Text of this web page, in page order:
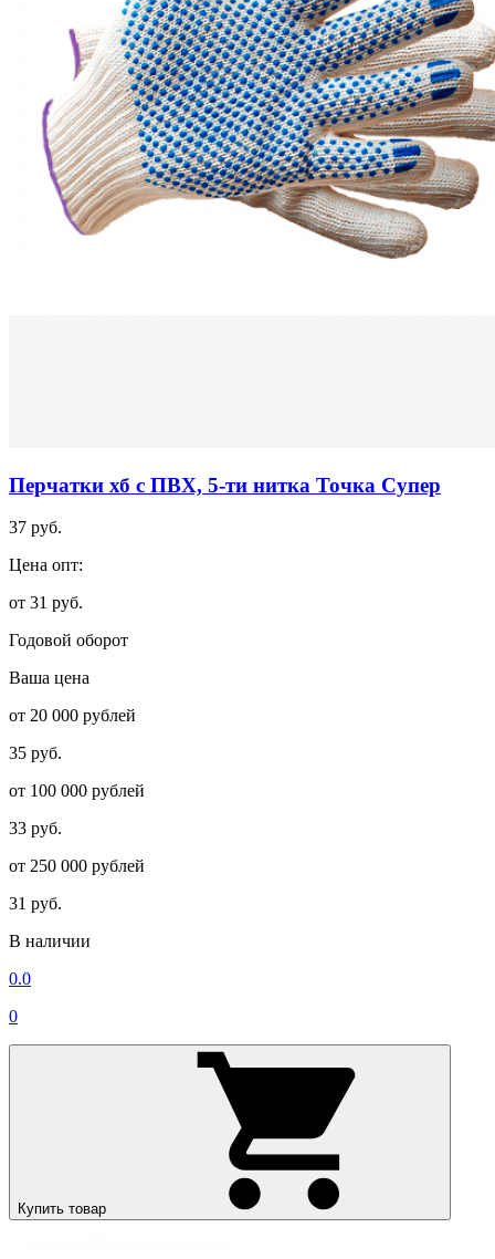
Перчатки хб с ПВХ, 5-ти нитка Точка Супер
37 руб.
Цена опт:
от 31 руб.
Годовой оборот
Ваша цена
от 20 000 рублей
35 руб.
от 100 000 рублей
33 руб.
от 250 000 рублей
31 руб.
В наличии
0.0
0
Купить товар